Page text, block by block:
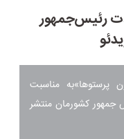
رئیس‌جمهور
مناسبت
جمهور کشورمان منتشر